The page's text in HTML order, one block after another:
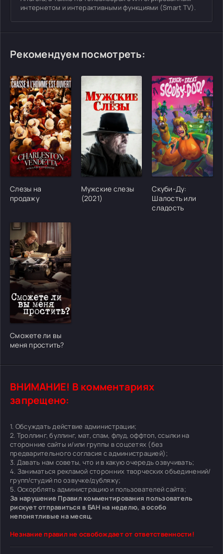
интернетом и интерактивными функциями (Smart TV).
Рекомендуем посмотреть:
[/xfgiven_cvh_poster_urlcvh_poster_url]
Слезы на
продажу
[/xfgiven_cvh_poster_urlcvh_poster_url]
Мужские слезы
(2021)
[/
Скуби-Ду:
Шалость или
сладость
[/xfgiven_cvh_poster_urlcvh_poster_url]
Сможете ли вы
меня простить?
ВНИМАНИЕ! В комментариях
запрещено:
1. Обсуждать действие администрации;
2. Троллинг, буллинг, мат, спам, флуд, оффтоп, ссылки на
сторонние сайты и/или группы в соцсетях (без
предварительного согласия с администрацией);
3. Давать нам советы, что и в какую очередь озвучивать;
4. Заниматься рекламой сторонних творческих объединений/
групп/студий по озвучке/дубляжу;
5. Оскорблять администрацию и пользователей сайта;
За нарушение Правил комментирования пользователь
рискует отправиться в БАН на неделю, а особо
непонятливые на месяц.
Незнание правил не освобождает от ответственности!